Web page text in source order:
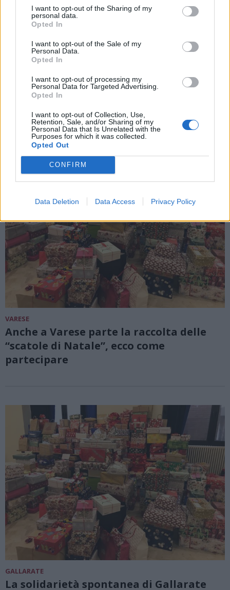
I want to opt-out of the Sharing of my
personal data.
Opted In
I want to opt-out of the Sale of my
Personal Data.
Opted In
I want to opt-out of processing my
Personal Data for Targeted Advertising.
Opted In
I want to opt-out of Collection, Use,
Retention, Sale, and/or Sharing of my
Personal Data that Is Unrelated with the
Purposes for which it was collected.
Opted Out
CONFIRM
Data Deletion Data Access Privacy Policy
GALLARATE
Tornano le Scatole di Natale, a Gallarate
VARESE
Anche a Varese parte la raccolta delle
“scatole di Natale”, ecco come
partecipare
GALLARATE
La solidarietà spontanea di Gallarate